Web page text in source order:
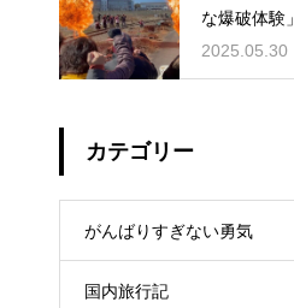
な爆破体験」
2025.05.30
カテゴリー
がんばりすぎない勇気
国内旅行記